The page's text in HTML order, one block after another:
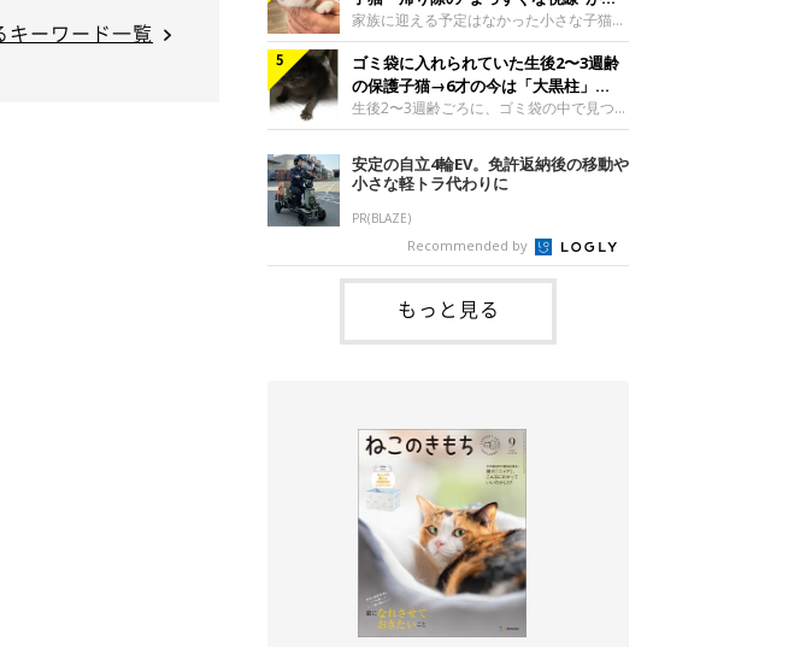
キーワード一覧
ィダちゃん。@muumuu62197189飼い主
さんは、公園の
モちゃんが生後1カ月ごろに撮影された一
枚。飼い主さんの自宅マンションの駐輪場
で鳴いていたところを保護された当時の姿
です。子猫時代のモモちゃん。
@Kingponzuその日は気温が35℃を
ももちゃん“おしゃべり”なももちゃん。
@poocoonyan紹介するのは、Instagram
ユーザー@poocoonyanさんの愛猫・もも
ちゃん（取材時1才／マンチカン）です。
こちらの動画は、ももちゃんが生後2カ月
を過ぎたころ、お迎え2日目に撮影された
ため、当時はケージの中で過ごしていまし
た。鳴いてアピールするももち
れられず、家族の一員に
家族に迎える予定はなかった小さな子猫。
帰り際に見せた姿が、飼い主さんの心に残
りました。保護当時の夏目ちゃん。
@shibainu_rintaro紹介するのは、
Instagramユーザー@shibainu_rintaroさ
んの愛猫・夏目（なつめ）ちゃん（取材時
3才）。工事現場で親猫とはぐれたとみら
れ、保護された当時は生後2カ月ほどだっ
たといいます。新しい飼い主を探すつもり
が……保護されてケージに入っている夏目
ちゃん。@shibainu_rintaro夏目ちゃんを
保護したのは、以前、飼い主さんの愛猫・
ちくわく
ゴミ袋に入れられていた生後2〜3週齢
の保護子猫→6才の今は「大黒柱」
に！ 美しい黒猫に成長した姿にグッ
とくる
生後2〜3週齢ごろに、ゴミ袋の中で見つか
った小さな命。ミルクから育てられたその
子猫は今、家族に欠かせない存在へと成長
しました。ゴミ袋の中で見つかった、ミニ
モグラのような子猫よちよち歩きをしてい
たころの、生後2〜3週齢ごろのドンちゃ
ん。@doddou_1今回紹介するのは、
X（旧Twitter）ユーザー@doddou_1さん
の愛猫・ドンちゃん（取材時、推定6才／
本名：ドミトリー・ドンスコイ）。ドンち
ゃんは、保護猫でした。ドンちゃんが見つ
かったのは、飼い主さんの姉の勤め先の敷
安定の自立4輪EV。免許返納後の移動や
小さな軽トラ代わりに
PR(BLAZE)
Recommended by
もっと見る